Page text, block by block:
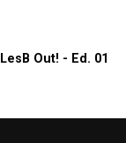
Out! - Ed. 01